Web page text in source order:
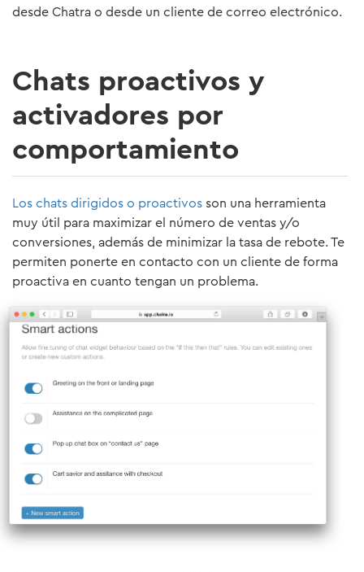
desde Chatra o desde un cliente de correo electrónico.
Chats proactivos y
activadores por
comportamiento
Los chats dirigidos o proactivos son una herramienta
muy útil para maximizar el número de ventas y/o
conversiones, además de minimizar la tasa de rebote. Te
permiten ponerte en contacto con un cliente de forma
proactiva en cuanto tengan un problema.